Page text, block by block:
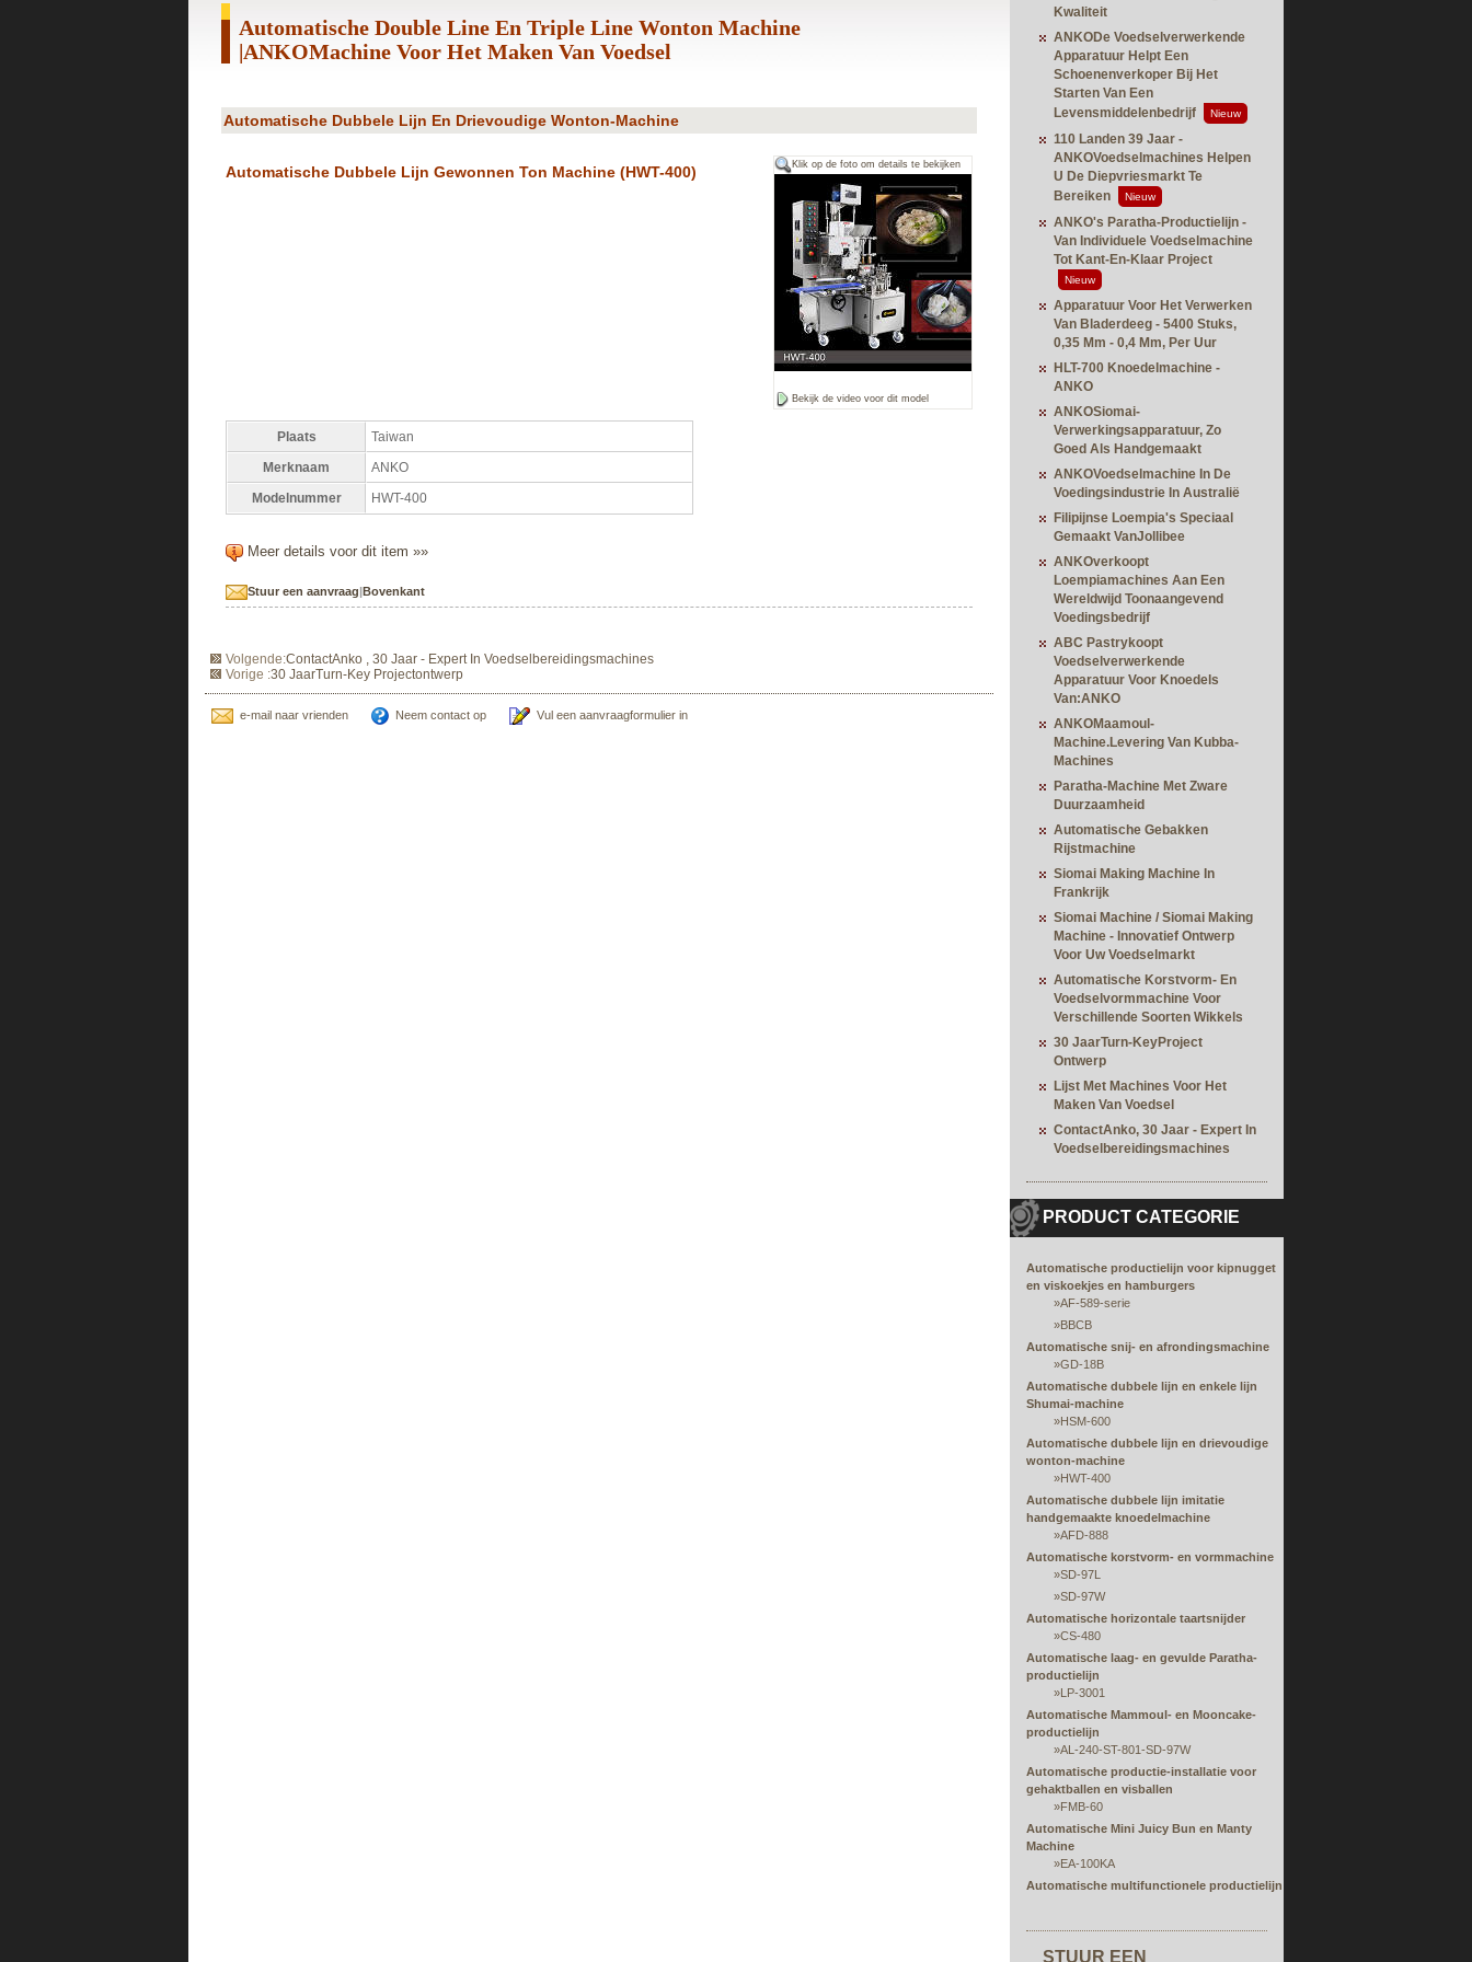
Automatische Double Line En Triple Line Wonton Machine
|ANKOMachine Voor Het Maken Van Voedsel
Automatische Dubbele Lijn En Drievoudige Wonton-Machine
Klik op de foto om details te bekijken
Bekijk de video voor dit model
Automatische Dubbele Lijn Gewonnen Ton Machine (HWT-400)
Plaats
Taiwan
Merknaam
ANKO
Modelnummer
HWT-400
Meer details voor dit item »»
Stuur een aanvraag|Bovenkant
Volgende:ContactAnko , 30 Jaar - Expert In Voedselbereidingsmachines
Vorige :30 JaarTurn-Key Projectontwerp
e-mail naar vrienden Neem contact op Vul een aanvraagformulier in
Kwaliteit
ANKODe Voedselverwerkende
Apparatuur Helpt Een
Schoenenverkoper Bij Het
Starten Van Een
Levensmiddelenbedrijf
Nieuw
110 Landen 39 Jaar -
ANKOVoedselmachines Helpen
U De Diepvriesmarkt Te
Bereiken
Nieuw
ANKO's Paratha-Productielijn -
Van Individuele Voedselmachine
Tot Kant-En-Klaar Project
Nieuw
Apparatuur Voor Het Verwerken
Van Bladerdeeg - 5400 Stuks,
0,35 Mm - 0,4 Mm, Per Uur
HLT-700 Knoedelmachine -
ANKO
ANKOSiomai-
Verwerkingsapparatuur, Zo
Goed Als Handgemaakt
ANKOVoedselmachine In De
Voedingsindustrie In Australië
Filipijnse Loempia's Speciaal
Gemaakt VanJollibee
ANKOverkoopt
Loempiamachines Aan Een
Wereldwijd Toonaangevend
Voedingsbedrijf
ABC Pastrykoopt
Voedselverwerkende
Apparatuur Voor Knoedels
Van:ANKO
ANKOMaamoul-
Machine.Levering Van Kubba-
Machines
Paratha-Machine Met Zware
Duurzaamheid
Automatische Gebakken
Rijstmachine
Siomai Making Machine In
Frankrijk
Siomai Machine / Siomai Making
Machine - Innovatief Ontwerp
Voor Uw Voedselmarkt
Automatische Korstvorm- En
Voedselvormmachine Voor
Verschillende Soorten Wikkels
30 JaarTurn-KeyProject
Ontwerp
Lijst Met Machines Voor Het
Maken Van Voedsel
ContactAnko, 30 Jaar - Expert In
Voedselbereidingsmachines
PRODUCT CATEGORIE
Automatische productielijn voor kipnugget
en viskoekjes en hamburgers
»AF-589-serie
»BBCB
Automatische snij- en afrondingsmachine
»GD-18B
Automatische dubbele lijn en enkele lijn
Shumai-machine
»HSM-600
Automatische dubbele lijn en drievoudige
wonton-machine
»HWT-400
Automatische dubbele lijn imitatie
handgemaakte knoedelmachine
»AFD-888
Automatische korstvorm- en vormmachine
»SD-97L
»SD-97W
Automatische horizontale taartsnijder
»CS-480
Automatische laag- en gevulde Paratha-
productielijn
»LP-3001
Automatische Mammoul- en Mooncake-
productielijn
»AL-240-ST-801-SD-97W
Automatische productie-installatie voor
gehaktballen en visballen
»FMB-60
Automatische Mini Juicy Bun en Manty
Machine
»EA-100KA
Automatische multifunctionele productielijn
»RPS-serie
STUUR EEN